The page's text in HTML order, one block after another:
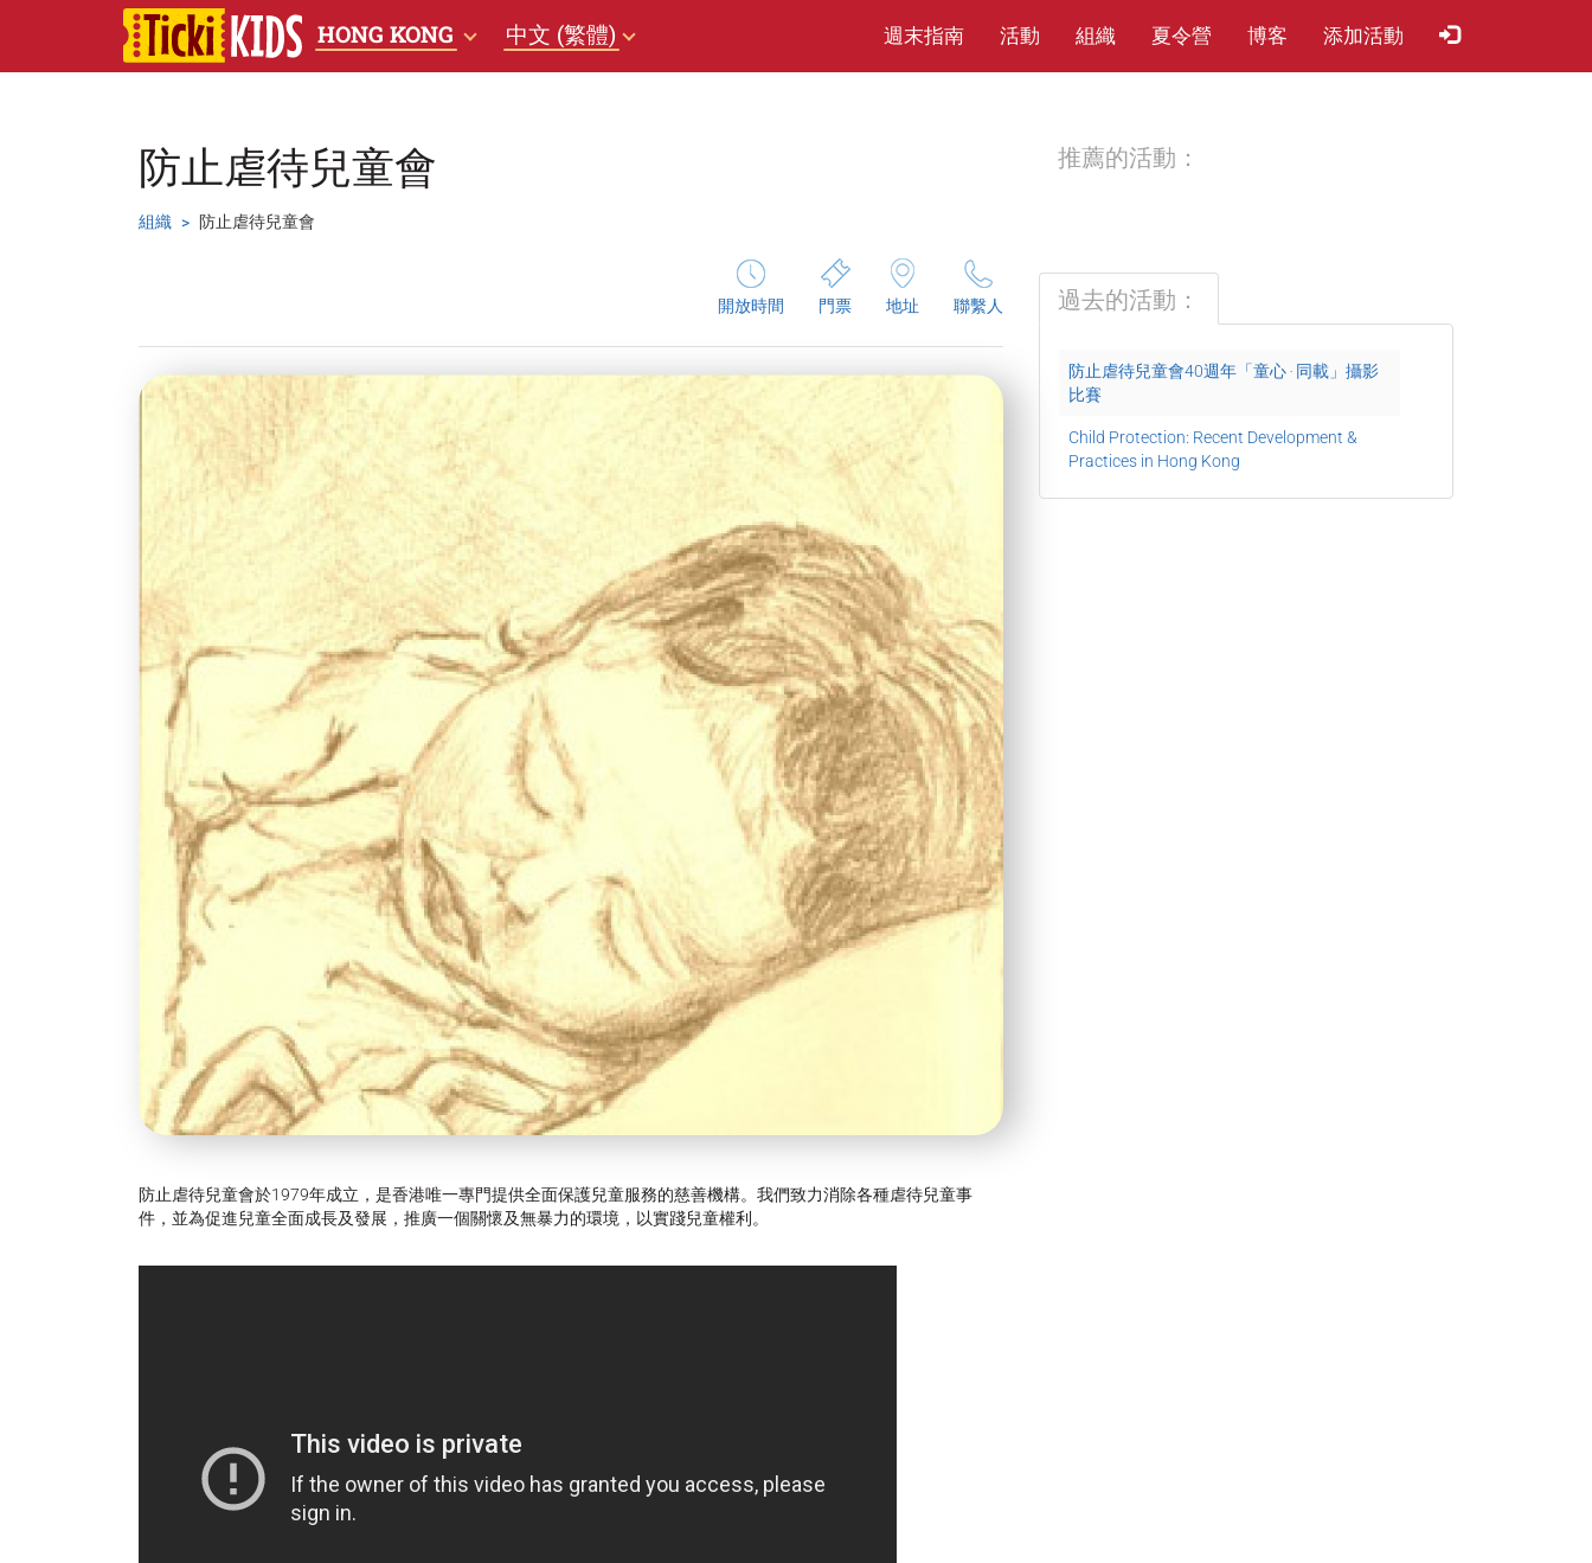
HONG KONG 中文 (繁體) 週末指南 活動 組織 夏​令​營 博客 添加活動
防止虐待兒童會
組織 防止虐待兒童會
開放時間 門票 地址 聯繫人
防止虐待兒童會於1979年成立，是香港唯一專門提供全面保護兒童服務的慈善機構。我們致力消除各種虐待兒童事
件，並為促進兒童全面成長及發展，推廣一個關懷及無暴力的環境，以實踐兒童權利。
推薦的活動：
過去的活動：
防止虐待兒童會40週年「童心 ‧ 同載」攝影
比賽
Child Protection: Recent Development &
Practices in Hong Kong